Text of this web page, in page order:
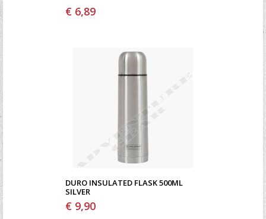
€ 6,89
DURO INSULATED FLASK 500ML
SILVER
€ 9,90